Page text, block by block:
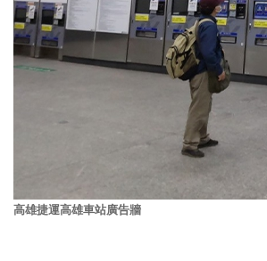
高雄捷運高雄車站廣告牆